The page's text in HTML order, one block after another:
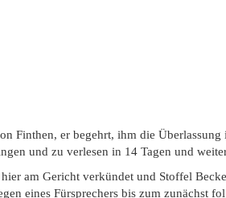
Finthen, er begehrt, ihm die
und zu verlesen in 14 Tagen und
hier am Gericht verkündet und Stoffel
eines Fürsprechers bis zum zunächst